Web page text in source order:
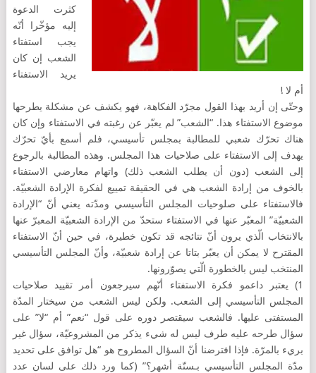
كثرت الدعوة
إليه مؤخّرا أنّه
يجب استفتاء
الشعب إن كان
يريد الاستفتاء
أم لا !
وحتّى إن أريد بهذا القول مجرّد الفكاهة، فهو يكشف عن مشكلة يطرحها
موضوع الاستفتاء هذا. “الشعب” لم يعبّر عن رغبته في الاستفتاء وإن كان
هناك تحرّك شعبي للمطالبة بمجلس تأسيسي، فلم أسمع بأيّ تحرّك
يهدف إلى الاستفتاء على صلاحيات هذا المجلس. وهذه المطالبة بالرجوع
إلى الشعب (دون أن يطلب الشعب ذلك) واتهام معارضي الاستفتاء
بالخوف من إرادة الشعب هي في الحقيقة تمييع لفكرة الإرادة الشعبيّة.
فالاستفتاء على صلوحيات المجلس التأسيسي ومدّته يعني أنّ “الإرادة
الشعبيّة” المعبّر عنها في الاستفتاء ستحدّ من الإرادة الشعبيّة المعبرّ عنها
بالانتخاب الّذي يرون أنّ نتائجه قد تكون خطيرة، في حين أنّ الاستفتاء
المقترح لا يمكن أن يعبّر بتاتا عن إرادة شعبيّة، وأنّ المجلس التأسيسي
المنتخب ليس بالخطورة الّتي يصوّرونها.
1) يعتبر داعمو فكرة الاستفتاء أنّهم سيرجعون أمر تقييد صلاحيات
المجلس التأسيسي إلى الشعب. ولكن ليس الشعب من سيختار المدّة
المستفتى عليها. فالشعب سيقتصر دوره على قول “نعم” أم “لا” على
سؤال طرحه عليه طرف ليس له شيء يذكر من المشروعيّة، سؤال غير
بريء بالمرّة. فإذا افترضنا أنّ السؤال المطروح هو “هل توافق على تحديد
مدّة المجلس التأسيسي بـستّة أشهر؟” (كما ورد ذلك على لسان عدد